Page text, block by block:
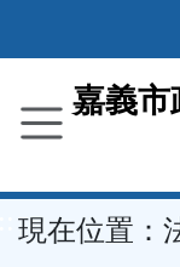
內
容
嘉義市
現在位置：